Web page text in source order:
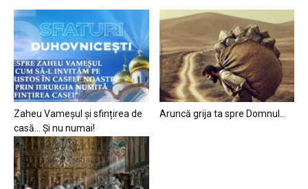
Zaheu Vameșul și sfințirea de
casă… Și nu numai!
Aruncă grija ta spre Domnul…